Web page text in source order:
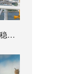
甘浙特高压跨长江输电塔组立稳步推进